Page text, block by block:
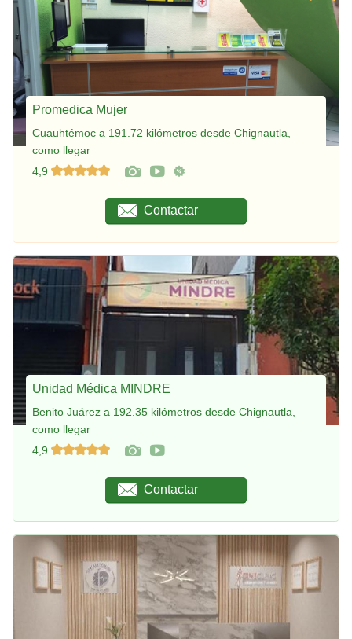
Promedica Mujer
Cuauhtémoc a 191.72 kilómetros desde Chignautla,
como llegar
4,9
Contactar
Unidad Médica MINDRE
Benito Juárez a 192.35 kilómetros desde Chignautla,
como llegar
4,9
Contactar